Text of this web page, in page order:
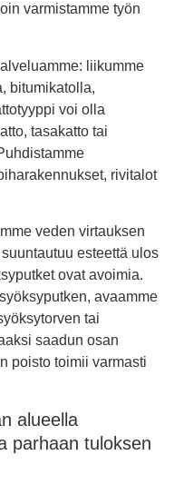
varmistamme työn
liikumme
bitumikatolla,
voi olla
tasakatto tai
rivitalot
veden virtauksen
esteettä ulos
ovat avoimia.
avaamme
tai
saadun osan
poisto toimii varmasti
alueella
parhaan tuloksen